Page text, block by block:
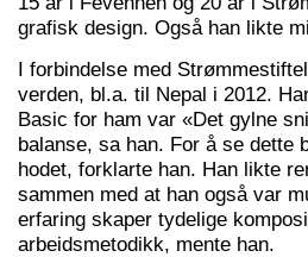
grafisk design. Også han likte
I forbindelse med
verden, bl.a. til Nepal i 2012.
Basic for ham var «Det gylne
balanse, sa han. For å se dette
hodet, forklarte han. Han likte
sammen med at han også var
erfaring skaper tydelige
arbeidsmetodikk, mente han.